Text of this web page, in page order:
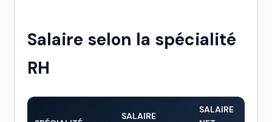
Salaire selon la spécialité
RH
SALAIRE
SALAIRE